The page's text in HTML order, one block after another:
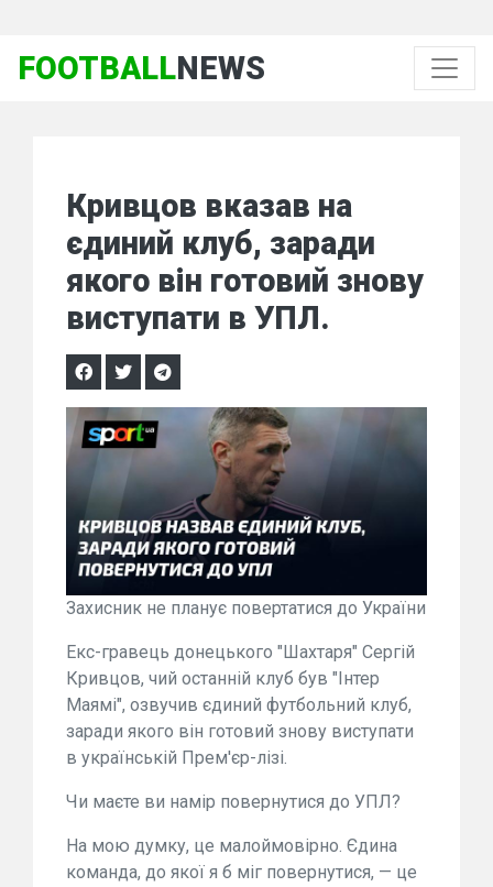
FOOTBALLNEWS
Кривцов вказав на
єдиний клуб, заради
якого він готовий знову
виступати в УПЛ.
Захисник не планує повертатися до України
Екс-гравець донецького "Шахтаря" Сергій
Кривцов, чий останній клуб був "Інтер
Маямі", озвучив єдиний футбольний клуб,
заради якого він готовий знову виступати
в українській Прем'єр-лізі.
Чи маєте ви намір повернутися до УПЛ?
На мою думку, це малоймовірно. Єдина
команда, до якої я б міг повернутися, — це